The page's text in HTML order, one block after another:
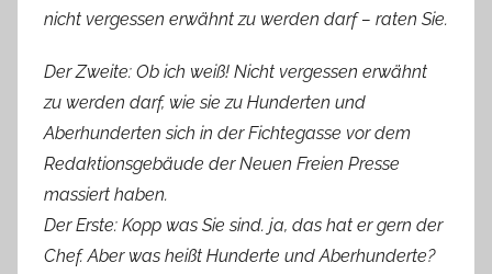
nicht vergessen erwähnt zu werden darf – raten Sie.
Der Zweite: Ob ich weiß! Nicht vergessen erwähnt
zu werden darf, wie sie zu Hunderten und
Aberhunderten sich in der Fichtegasse vor dem
Redaktionsgebäude der Neuen Freien Presse
massiert haben.
Der Erste: Kopp was Sie sind. ja, das hat er gern der
Chef. Aber was heißt Hunderte und Aberhunderte?